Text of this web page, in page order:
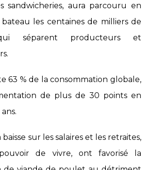
sandwicheries, aura parcouru en
les centaines de milliers de
séparent producteurs et
63 % de la consommation globale,
de plus de 30 points en
baisse sur les salaires et les retraites,
pouvoir de vivre, ont favorisé la